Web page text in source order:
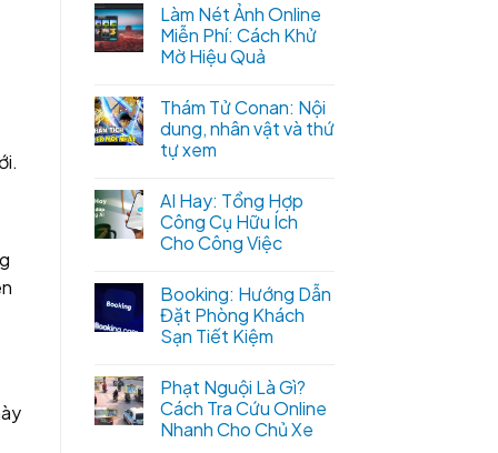
Làm Nét Ảnh Online
Miễn Phí: Cách Khử
Mờ Hiệu Quả
Thám Tử Conan: Nội
dung, nhân vật và thứ
tự xem
AI Hay: Tổng Hợp
Công Cụ Hữu Ích
Cho Công Việc
Booking: Hướng Dẫn
Đặt Phòng Khách
Sạn Tiết Kiệm
Phạt Nguội Là Gì?
Cách Tra Cứu Online
Nhanh Cho Chủ Xe